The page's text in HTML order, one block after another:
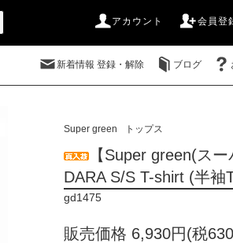
アカウント 会員登
新着情報 登録・解除 ブログ
Super green トップス
【Super green(ス
DARA S/S T-shirt (半袖
gd1475
販売価格 6,930円(税